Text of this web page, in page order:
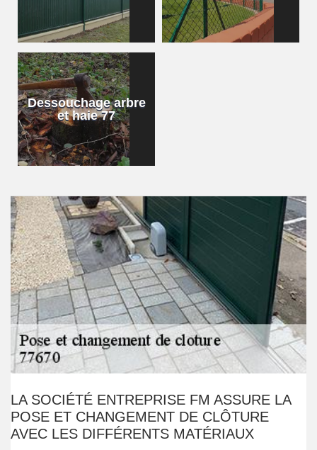
Dessouchage arbre
et haie 77
LA SOCIÉTÉ ENTREPRISE FM ASSURE LA
POSE ET CHANGEMENT DE CLÔTURE
AVEC LES DIFFÉRENTS MATÉRIAUX